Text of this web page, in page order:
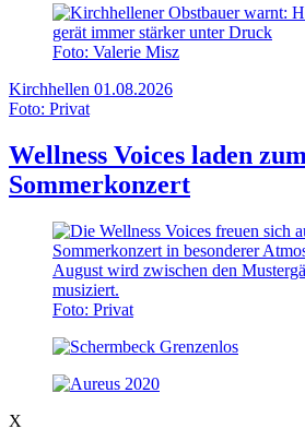
Foto: Valerie Misz
Kirchhellen 01.08.2026
Foto: Privat
Wellness Voices laden zum
Sommerkonzert
Foto: Privat
X